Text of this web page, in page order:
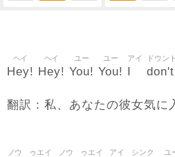
Hey!
ヘイ
Hey!
ヘイ
You!
ユー
You!
ユー
I
アイ
don't
ドウント
翻訳：私、あなたの彼女気に
ノウ ゥエイ ノウ ゥエイ アイ シンク ユ